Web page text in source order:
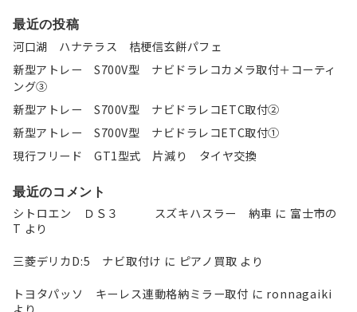
最近の投稿
河口湖 ハナテラス 桔梗信玄餅パフェ
新型アトレー S700V型 ナビドラレコカメラ取付＋コーティ
ング③
新型アトレー S700V型 ナビドラレコETC取付②
新型アトレー S700V型 ナビドラレコETC取付①
現行フリード GT1型式 片減り タイヤ交換
最近のコメント
シトロエン ＤＳ３ スズキハスラー 納車 に 富士市の
T より
三菱デリカD:5 ナビ取付け に ピアノ買取 より
トヨタパッソ キーレス連動格納ミラー取付 に ronnagaiki